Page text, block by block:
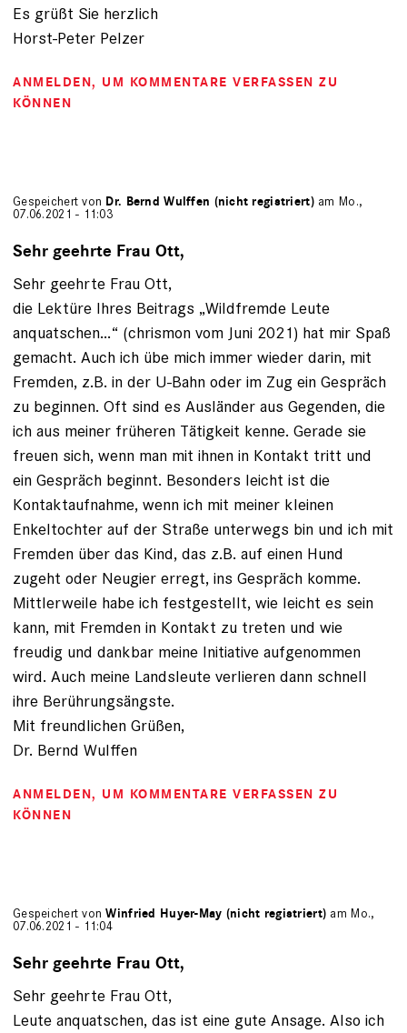
Es grüßt Sie herzlich
Horst-Peter Pelzer
ANMELDEN, UM KOMMENTARE VERFASSEN ZU
KÖNNEN
Gespeichert von Dr. Bernd Wulffen (nicht registriert)am Mo.,
07.06.2021 - 11:03
Sehr geehrte Frau Ott,
Sehr geehrte Frau Ott,
die Lektüre Ihres Beitrags „Wildfremde Leute
anquatschen…“ (chrismon vom Juni 2021) hat mir Spaß
gemacht. Auch ich übe mich immer wieder darin, mit
Fremden, z.B. in der U-Bahn oder im Zug ein Gespräch
zu beginnen. Oft sind es Ausländer aus Gegenden, die
ich aus meiner früheren Tätigkeit kenne. Gerade sie
freuen sich, wenn man mit ihnen in Kontakt tritt und
ein Gespräch beginnt. Besonders leicht ist die
Kontaktaufnahme, wenn ich mit meiner kleinen
Enkeltochter auf der Straße unterwegs bin und ich mit
Fremden über das Kind, das z.B. auf einen Hund
zugeht oder Neugier erregt, ins Gespräch komme.
Mittlerweile habe ich festgestellt, wie leicht es sein
kann, mit Fremden in Kontakt zu treten und wie
freudig und dankbar meine Initiative aufgenommen
wird. Auch meine Landsleute verlieren dann schnell
ihre Berührungsängste.
Mit freundlichen Grüßen,
Dr. Bernd Wulffen
ANMELDEN, UM KOMMENTARE VERFASSEN ZU
KÖNNEN
Gespeichert vonWinfried Huyer-May (nicht registriert) am Mo.,
07.06.2021 - 11:04
Sehr geehrte Frau Ott,
Sehr geehrte Frau Ott,
Leute anquatschen, das ist eine gute Ansage. Also ich